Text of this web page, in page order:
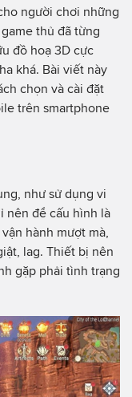
người chơi những
thủ đã từng
đồ hoạ 3D cực
khá. Bài viết này
chọn và cài đặt
trên smartphone
như sử dụng vi
nên để cấu hình là
hành mượt mà,
lag. Thiết bị nên
gặp phải tình trạng